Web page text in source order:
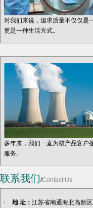
对我们来说，追求质量不仅仅是
更是一种生活方式。
多年来，我们一直为核产品客户
服务。
联系我们/Contact Us
地 址： 江苏省南通海北高新区